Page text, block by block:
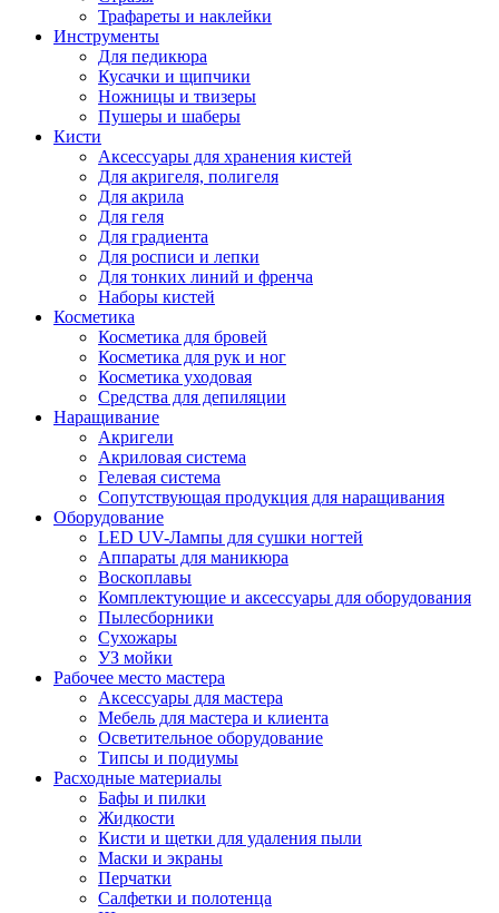
Трафареты и наклейки
Инструменты
Для педикюра
Кусачки и щипчики
Ножницы и твизеры
Пушеры и шаберы
Кисти
Аксессуары для хранения кистей
Для акригеля, полигеля
Для акрила
Для геля
Для градиента
Для росписи и лепки
Для тонких линий и френча
Наборы кистей
Косметика
Косметика для бровей
Косметика для рук и ног
Косметика уходовая
Средства для депиляции
Наращивание
Акригели
Акриловая система
Гелевая система
Сопутствующая продукция для наращивания
Оборудование
LED UV-Лампы для сушки ногтей
Аппараты для маникюра
Воскоплавы
Комплектующие и аксессуары для оборудования
Пылесборники
Сухожары
УЗ мойки
Рабочее место мастера
Аксессуары для мастера
Мебель для мастера и клиента
Осветительное оборудование
Типсы и подиумы
Расходные материалы
Бафы и пилки
Жидкости
Кисти и щетки для удаления пыли
Маски и экраны
Перчатки
Салфетки и полотенца